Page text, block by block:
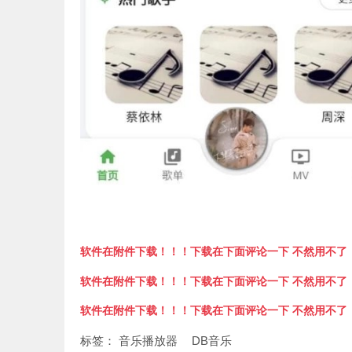
软件在附件下载！！！下载在下面评论一下 不然用不了
软件在附件下载！！！下载在下面评论一下 不然用不了
软件在附件下载！！！下载在下面评论一下 不然用不了
标签： 音乐播放器 DB音乐